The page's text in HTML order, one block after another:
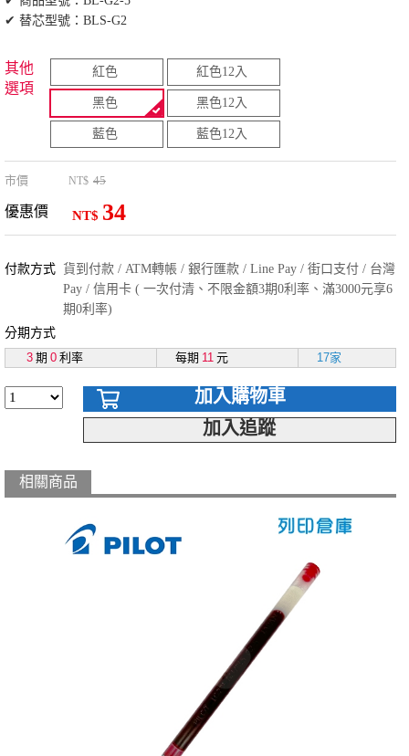
✔ 替芯型號：BLS-G2
其他
選項
紅色 紅色12入
黑色 黑色12入
藍色 藍色12入
市價 NT$ 45
優惠價 NT$ 34
付款方式 貨到付款 / ATM轉帳 / 銀行匯款 / Line Pay / 街口支付 / 台灣
Pay / 信用卡 ( 一次付清、不限金額3期0利率、滿3000元享6
期0利率)
分期方式
3 期 0 利率 每期 11 元 17家
加入購物車
加入追蹤
相關商品